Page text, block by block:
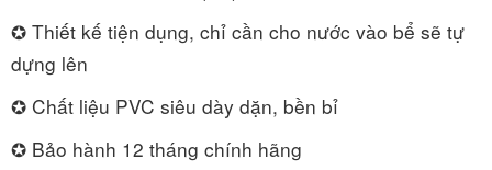
✪ Thiết kế tiện dụng, chỉ cần cho nước vào bể sẽ tự
dựng lên
✪ Chất liệu PVC siêu dày dặn, bền bỉ
✪ Bảo hành 12 tháng chính hãng